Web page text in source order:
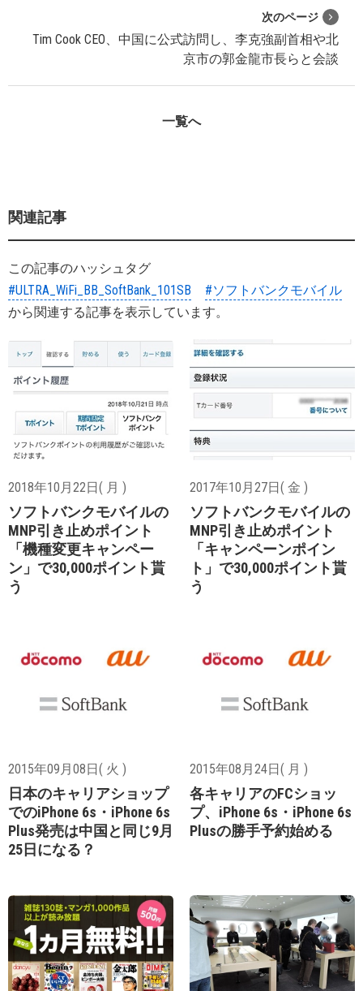
次のページ
Tim Cook CEO、中国に公式訪問し、李克強副首相や北
京市の郭金龍市長らと会談
一覧へ
関連記事
この記事のハッシュタグ
#ULTRA_WiFi_BB_SoftBank_101SB
#ソフトバンクモバイル
から関連する記事を表示しています。
2018年10月22日( 月 )
ソフトバンクモバイルの
MNP引き止めポイント
「機種変更キャンペー
ン」で30,000ポイント貰
う
2017年10月27日( 金 )
ソフトバンクモバイルの
MNP引き止めポイント
「キャンペーンポイン
ト」で30,000ポイント貰
う
2015年09月08日( 火 )
日本のキャリアショップ
でのiPhone 6s・iPhone 6s
Plus発売は中国と同じ9月
25日になる？
2015年08月24日( 月 )
各キャリアのFCショッ
プ、iPhone 6s・iPhone 6s
Plusの勝手予約始める